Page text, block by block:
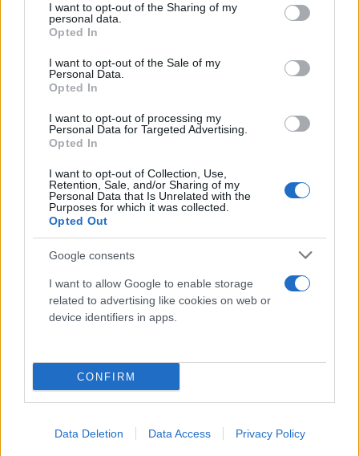
not limited to your visit or usage behaviour. You may click to
grant or deny consent to Google and its third-party tags to
use your data for below specified purposes in below Google
consent section.
I want to opt-out of the Sharing of my
personal data.
Opted In
I want to opt-out of the Sale of my
Personal Data.
Opted In
I want to opt-out of processing my
Personal Data for Targeted Advertising.
Opted In
I want to opt-out of Collection, Use,
Retention, Sale, and/or Sharing of my
Personal Data that Is Unrelated with the
Purposes for which it was collected.
Opted Out
Google consents
I want to allow Google to enable storage
related to advertising like cookies on web or
device identifiers in apps.
CONFIRM
Data Deletion Data Access Privacy Policy
Κάνε κλικ και δες περισσότερο
Flash.grστην αναζήτηση τηςGoogle
Διάβασε σχετικά